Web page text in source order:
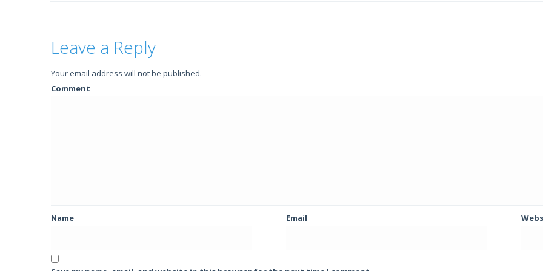
Leave a Reply
Your email address will not be published.
Comment
Name Email